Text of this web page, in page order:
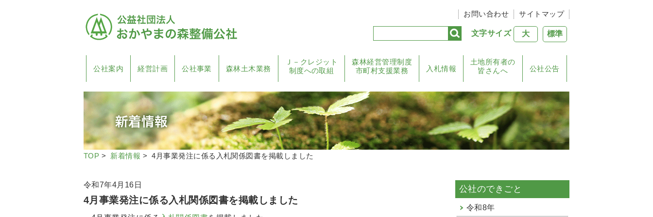
お問い合わせ サイトマップ
文字サイズ 標準
大
公社案内 経営計画 公社事業 森林土木業務
Ｊ－クレジット
制度への取組
森林経営管理制度
市町村支援業務
入札情報
土地所有者の
皆さんへ
公社公告
TOP > 新着情報 > 4月事業発注に係る入札関係図書を掲載しました
令和7年4月16日
4月事業発注に係る入札関係図書を掲載しました
公社のできごと
令和8年